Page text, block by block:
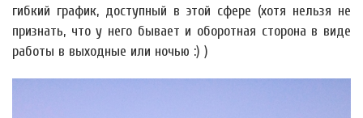
гибкий график, доступный в этой сфере (хотя нельзя не
признать, что у него бывает и оборотная сторона в виде
работы в выходные или ночью :) )